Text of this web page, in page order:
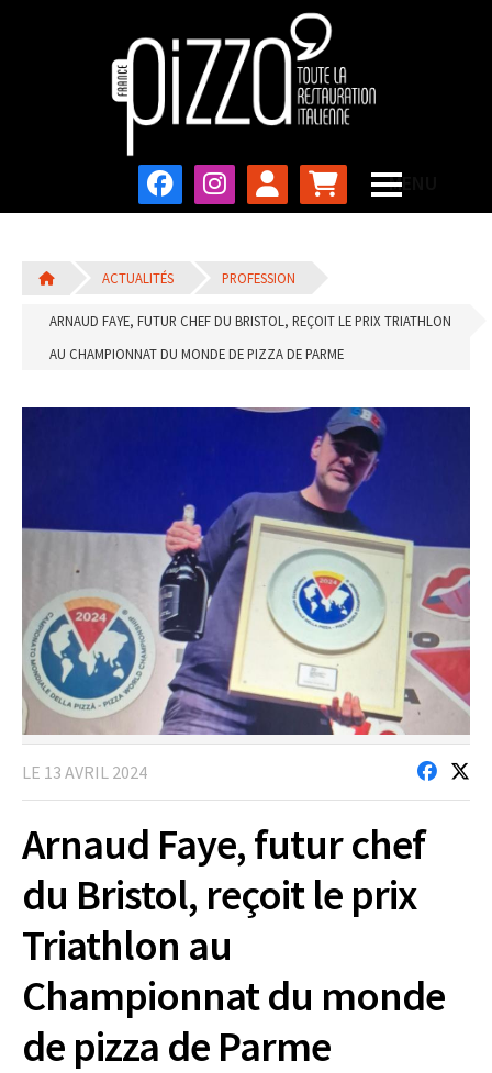
ACTUALITÉS PROFESSION
ARNAUD FAYE, FUTUR CHEF DU BRISTOL, REÇOIT LE PRIX TRIATHLON
AU CHAMPIONNAT DU MONDE DE PIZZA DE PARME
LE 13 AVRIL 2024
Arnaud Faye, futur chef
du Bristol, reçoit le prix
Triathlon au
Championnat du monde
de pizza de Parme